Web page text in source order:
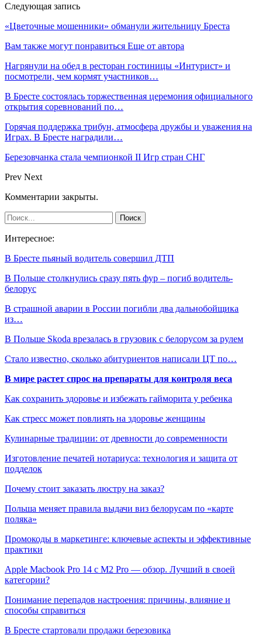
Следующая запись
«Цветочные мошенники» обманули жительницу Бреста
Вам также могут понравиться Еще от автора
Нагрянули на обед в ресторан гостиницы «Интурист» и
посмотрели, чем кормят участников…
В Бресте состоялась торжественная церемония официального
открытия соревнований по…
Горячая поддержка трибун, атмосфера дружбы и уважения на
Играх. В Бресте наградили…
Березовчанка стала чемпионкой II Игр стран СНГ
Prev Next
Комментарии закрыты.
Интересное:
В Бресте пьяный водитель совершил ДТП
В Польше столкнулись сразу пять фур – погиб водитель-
белорус
В страшной аварии в России погибли два дальнобойщика
из…
В Польше Skoda врезалась в грузовик с белорусом за рулем
Стало известно, сколько абитуриентов написали ЦТ по…
В мире растет спрос на препараты для контроля веса
Как сохранить здоровье и избежать гайморита у ребенка
Как стресс может повлиять на здоровье женщины
Кулинарные традиции: от древности до современности
Изготовление печатей нотариуса: технология и защита от
подделок
Почему стоит заказать люстру на заказ?
Польша меняет правила выдачи виз белорусам по «карте
поляка»
Промокоды в маркетинге: ключевые аспекты и эффективные
практики
Apple Macbook Pro 14 с M2 Pro — обзор. Лучший в своей
категории?
Понимание перепадов настроения: причины, влияние и
способы справиться
В Бресте стартовали продажи березовика